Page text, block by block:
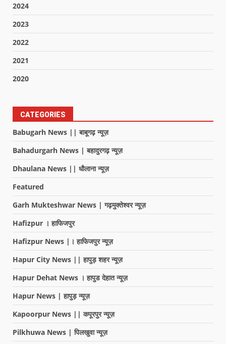
2024
2023
2022
2021
2020
CATEGORIES
Babugarh News || बाबूगढ़ न्यूज़
Bahadurgarh News | बहादुरगढ़ न्यूज़
Dhaulana News || धौलाना न्यूज़
Featured
Garh Mukteshwar News | गढ़मुक्तेश्वर न्यूज़
Hafizpur । हाफिजपुर
Hafizpur News |। हाफिजपुर न्यूज़
Hapur City News || हापुड़ शहर न्यूज़
Hapur Dehat News । हापुड देहात न्यूज़
Hapur News | हापुड़ न्यूज़
Kapoorpur News || कपूरपुर न्यूज़
Pilkhuwa News | पिलखुवा न्यूज़